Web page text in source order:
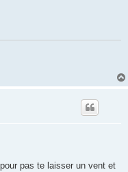
pas te laisser un vent et